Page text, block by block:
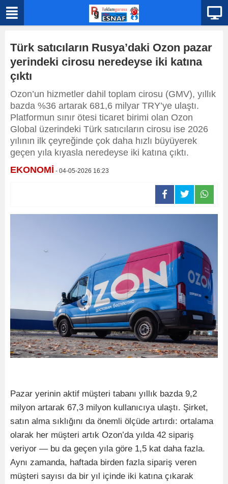
Türk satıcıların Rusya’daki Ozon pazar
yerindeki cirosu neredeyse iki katına
çıktı
Ozon’un hizmetler dahil toplam cirosu (GMV), yıllık
bazda %36 artarak 681,6 milyar TRY’ye ulaştı.
Platformun sınır ötesi ticaret birimi olan Ozon
Global üzerindeki Türk satıcıların cirosu ise 2026
yılının ilk çeyreğinde çok daha hızlı büyüyerek
geçen yıla kıyasla neredeyse iki katına çıktı.
EKONOMİ - 04-05-2026 16:23
Pazar yerinin aktif müşteri tabanı yıllık bazda 9,2
milyon artarak 67,3 milyon kullanıcıya ulaştı. Şirket,
satın alma sıklığını da önemli ölçüde artırdı: ortalama
olarak her müşteri artık Ozon’da yılda 42 sipariş
veriyor — bu da geçen yıla göre 1,5 kat daha fazla.
Aynı zamanda, haftada birden fazla sipariş veren
müşteri sayısı da bir yıl içinde iki katına çıkarak